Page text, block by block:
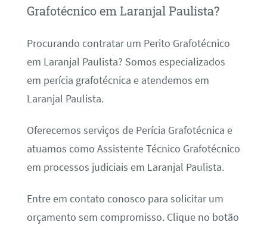
Grafotécnico em Laranjal Paulista?
Procurando contratar um Perito Grafotécnico
em Laranjal Paulista? Somos especializados
em perícia grafotécnica e atendemos em
Laranjal Paulista.
Oferecemos serviços de Perícia Grafotécnica e
atuamos como Assistente Técnico Grafotécnico
em processos judiciais em Laranjal Paulista.
Entre em contato conosco para solicitar um
orçamento sem compromisso. Clique no botão